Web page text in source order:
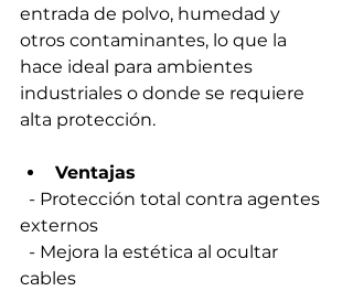
entrada de polvo, humedad y
otros contaminantes, lo que la
hace ideal para ambientes
industriales o donde se requiere
alta protección.
Ventajas
externos
cables